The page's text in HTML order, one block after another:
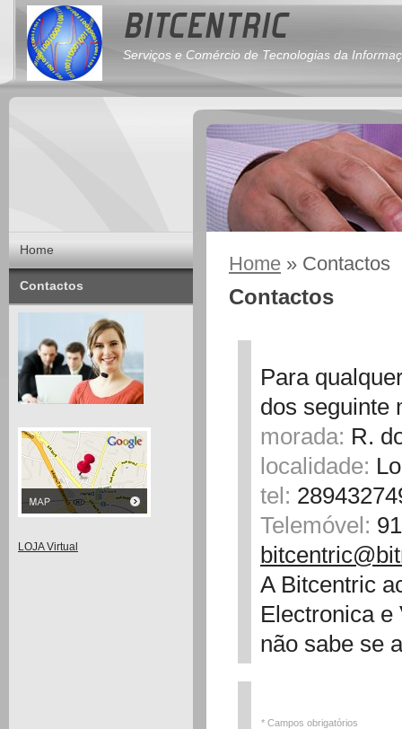
Serviços e Comércio de Tecnologias da
Home » Contactos
Contactos
Para
dos seguinte
morada: R.
localidade:
tel:
Telemóvel:
A Bitcentric
Electronica e
não sabe se
* Campos obrigatórios
Home
Contactos
LOJA Virtual